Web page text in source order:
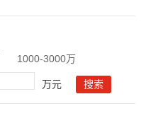
1000-3000万
万元